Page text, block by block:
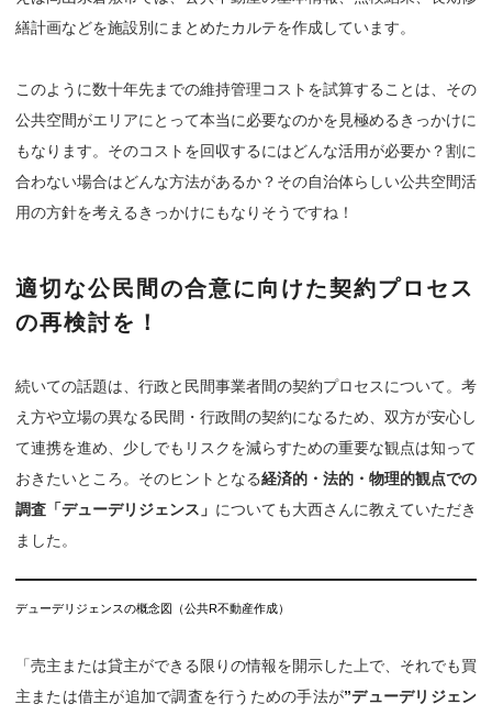
繕計画などを施設別にまとめたカルテを作成しています。
このように数十年先までの維持管理コストを試算することは、その
公共空間がエリアにとって本当に必要なのかを見極めるきっかけに
もなります。そのコストを回収するにはどんな活用が必要か？割に
合わない場合はどんな方法があるか？その自治体らしい公共空間活
用の方針を考えるきっかけにもなりそうですね！
適切な公民間の合意に向けた契約プロセス
の再検討を！
続いての話題は、行政と民間事業者間の契約プロセスについて。考
え方や立場の異なる民間・行政間の契約になるため、双方が安心し
て連携を進め、少しでもリスクを減らすための重要な観点は知って
おきたいところ。そのヒントとなる経済的・法的・物理的観点での
調査「デューデリジェンス」 についても大西さんに教えていただき
ました。
デューデリジェンスの概念図（公共R不動産作成）
「売主または貸主ができる限りの情報を開示した上で、それでも買
主または借主が追加で調査を行うための手法が”デューデリジェン